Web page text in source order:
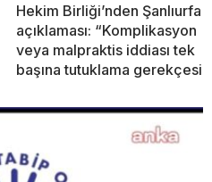
Hekim Birliği’nden Şanlıurfa
açıklaması: “Komplikasyon
veya malpraktis iddiası tek
başına tutuklama gerekçesi